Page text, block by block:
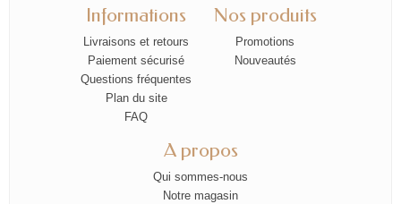
Informations
Livraisons et retours
Paiement sécurisé
Questions fréquentes
Plan du site
FAQ
Nos produits
Promotions
Nouveautés
A propos
Qui sommes-nous
Notre magasin